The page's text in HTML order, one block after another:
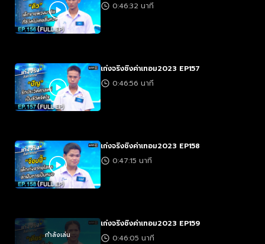
0:46:32 นาที
เก่งจริงชิงค่าเทอม2023 EP157
0:46:56 นาที
เก่งจริงชิงค่าเทอม2023 EP158
0:47:15 นาที
กำลังเล่น
เก่งจริงชิงค่าเทอม2023 EP159
0:46:05 นาที